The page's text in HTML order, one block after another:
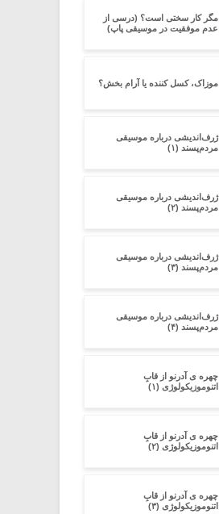
مگر کار سختی است؟ (درسی از
عدم موفقیت در موسیقی پاپ)
موزاک، کسل کننده یا آرام بخش؟
ژرف‌اندیشی درباره‌ موسیقی
مردم‌پسند (۱)
ژرف‌اندیشی درباره‌ موسیقی
مردم‌پسند (۲)
ژرف‌اندیشی درباره‌ موسیقی
مردم‌پسند (۳)
ژرف‌اندیشی درباره‌ موسیقی
مردم‌پسند (۴)
چهره ی آدرنو از قابِ
اتنوموزیکولوژی (۱)
چهره ی آدرنو از قابِ
اتنوموزیکولوژی (۲)
چهره ی آدرنو از قابِ
اتنوموزیکولوژی (۳)